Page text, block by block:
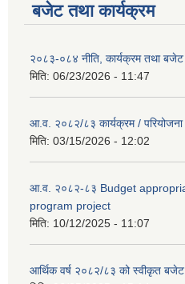
बजेट तथा कार्यक्रम
२०८३-०८४ नीति, कार्यक्रम तथा बजेट
मिति: 06/23/2026 - 11:47
आ.व. २०८२/८३ कार्यक्रम /
मिति: 03/15/2026 - 12:02
आ.व. २०८२-८३ Budget
program project
मिति: 10/12/2025 - 11:07
आर्थिक वर्ष २०८२/८३ को स्वीकृत बजेट